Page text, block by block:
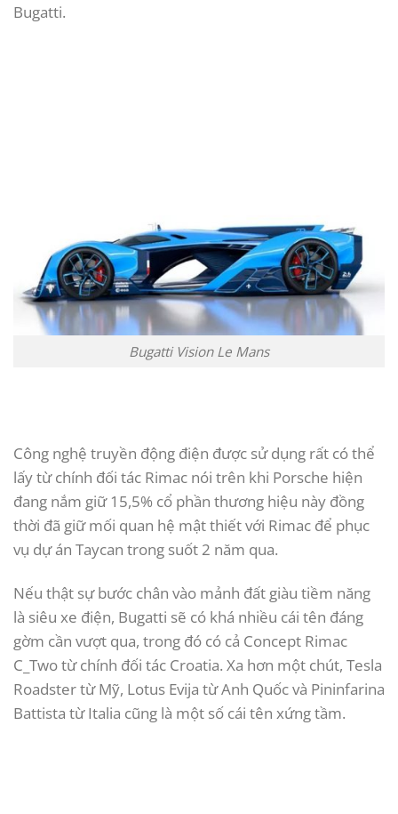
Bugatti.
Bugatti Vision Le Mans
Công nghệ truyền động điện được sử dụng rất có thể
lấy từ chính đối tác Rimac nói trên khi Porsche hiện
đang nắm giữ 15,5% cổ phần thương hiệu này đồng
thời đã giữ mối quan hệ mật thiết với Rimac để phục
vụ dự án Taycan trong suốt 2 năm qua.
Nếu thật sự bước chân vào mảnh đất giàu tiềm năng
là siêu xe điện, Bugatti sẽ có khá nhiều cái tên đáng
gờm cần vượt qua, trong đó có cả Concept Rimac
C_Two từ chính đối tác Croatia. Xa hơn một chút, Tesla
Roadster từ Mỹ, Lotus Evija từ Anh Quốc và Pininfarina
Battista từ Italia cũng là một số cái tên xứng tầm.